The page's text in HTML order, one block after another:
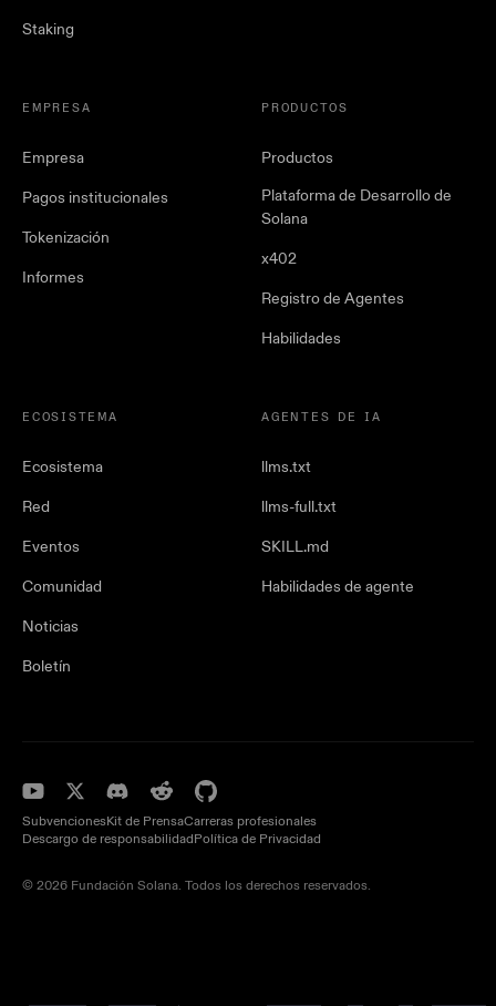
Staking
EMPRESA
Empresa
Pagos institucionales
Tokenización
Informes
PRODUCTOS
Productos
Plataforma de Desarrollo de
Solana
x402
Registro de Agentes
Habilidades
ECOSISTEMA
Ecosistema
Red
Eventos
Comunidad
Noticias
Boletín
AGENTES DE IA
llms.txt
llms-full.txt
SKILL.md
Habilidades de agente
SubvencionesKit de PrensaCarreras profesionales
Descargo de responsabilidadPolítica de Privacidad
© 2026 Fundación Solana. Todos los derechos reservados.